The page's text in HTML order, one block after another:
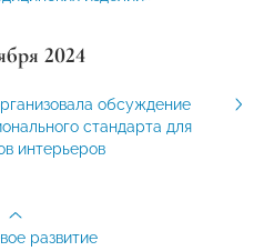
2024
обсуждение
стандарта для
интерьеров
развитие